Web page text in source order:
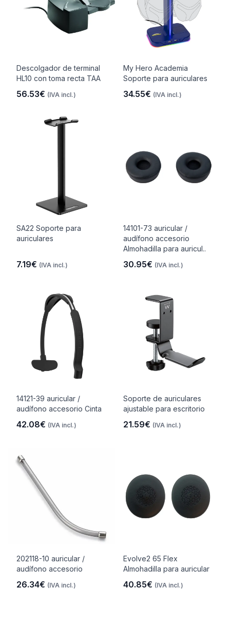
Descolgador de terminal
HL10 con toma recta TAA
56.53€ (IVA incl.)
My Hero Academia
Soporte para auriculares
34.55€ (IVA incl.)
SA22 Soporte para
auriculares
7.19€ (IVA incl.)
14101-73 auricular /
audífono accesorio
Almohadilla para auricul..
30.95€ (IVA incl.)
14121-39 auricular /
audífono accesorio Cinta
42.08€ (IVA incl.)
Soporte de auriculares
ajustable para escritorio
21.59€ (IVA incl.)
202118-10 auricular /
audífono accesorio
26.34€ (IVA incl.)
Evolve2 65 Flex
Almohadilla para auricular
40.85€ (IVA incl.)